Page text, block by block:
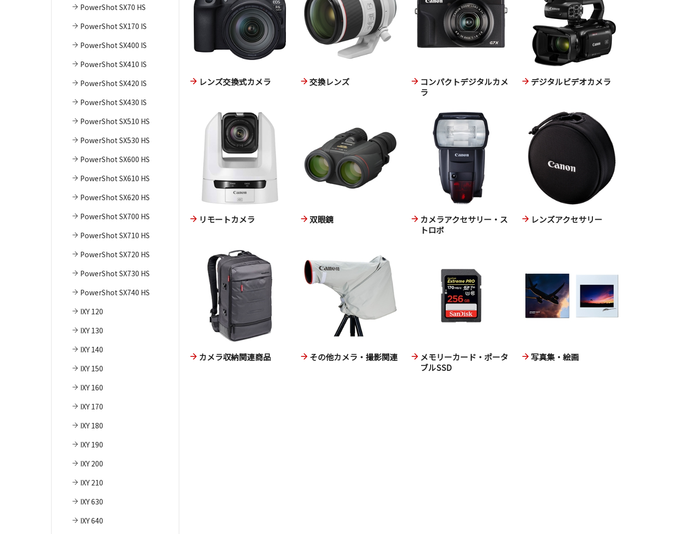
PowerShot SX70 HS
PowerShot SX170 IS
PowerShot SX400 IS
PowerShot SX410 IS
PowerShot SX420 IS
PowerShot SX430 IS
PowerShot SX510 HS
PowerShot SX530 HS
PowerShot SX600 HS
PowerShot SX610 HS
PowerShot SX620 HS
PowerShot SX700 HS
PowerShot SX710 HS
PowerShot SX720 HS
PowerShot SX730 HS
PowerShot SX740 HS
IXY 120
IXY 130
IXY 140
IXY 150
IXY 160
IXY 170
IXY 180
IXY 190
IXY 200
IXY 210
IXY 630
IXY 640
レンズ交換式カメラ 交換レンズ
コンパクトデジタルカメ
ラ
デジタルビデオカメラ
リモートカメラ 双眼鏡
カメラアクセサリー・ス
トロボ
レンズアクセサリー
カメラ収納関連商品 その他カメラ・撮影関連
メモリーカード・ポータ
ブルSSD
写真集・絵画